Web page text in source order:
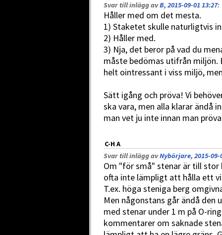
Svar till inlägg avB, 2015-09-01 13:27:
Håller med om det mesta.
1) Staketet skulle naturligtvis
2) Håller med.
3) Nja, det beror på vad du
måste bedömas utifrån miljön.
helt ointressant i viss miljö,
Sätt igång och pröva! Vi
ska vara, men alla klarar ändå
man vet ju inte innan man
C-H A
Svar till inlägg avNybörjare, 2015-09-
Om "för små" stenar är till stor
ofta inte lämpligt att hålla ett
T.ex. höga steniga berg
Men någonstans går ändå den
med stenar under 1 m på O-
kommentarer om saknade